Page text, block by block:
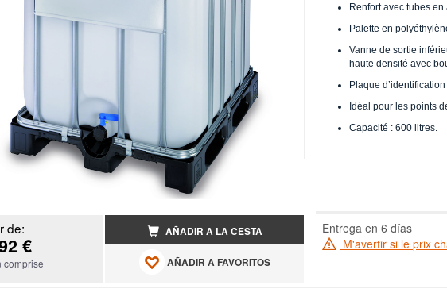
Renfort avec tubes
Palette en
Vanne de sortie
haute densité avec
Plaque
Idéal pour les points
Capacité : 600 litres.
de:
€
comprise
AÑADIR A LA CESTA
AÑADIR A FAVORITOS
Entrega en 6 días
M'avertir si le prix